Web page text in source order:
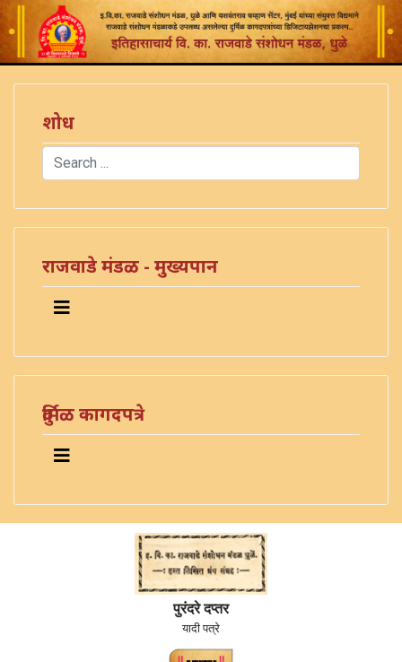
शोध
Search
राजवाडे मंडळ - मुख्यपान
दुर्मिळ कागदपत्रे
पुरंदरे दप्तर
यादी पत्रे